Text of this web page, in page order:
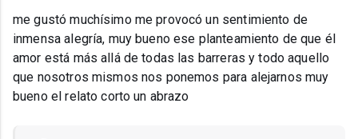
me gustó muchísimo me provocó un sentimiento de
inmensa alegría, muy bueno ese planteamiento de que él
amor está más allá de todas las barreras y todo aquello
que nosotros mismos nos ponemos para alejarnos muy
bueno el relato corto un abrazo